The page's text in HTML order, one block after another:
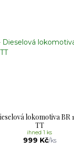
lokomotiva BR
TT
999 Kč/ks
ihned 1 ks